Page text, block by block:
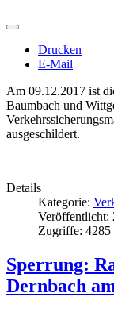
Drucken
E-Mail
Am 09.12.2017 ist
Baumbach und
ausgeschildert.
Details
Kategorie:
Veröffentlicht:
Zugriffe: 4285
Sperrung:
Dernbach